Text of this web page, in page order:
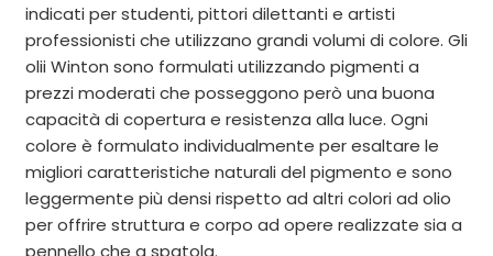
indicati per studenti, pittori dilettanti e artisti
professionisti che utilizzano grandi volumi di colore. Gli
olii Winton sono formulati utilizzando pigmenti a
prezzi moderati che posseggono però una buona
capacità di copertura e resistenza alla luce. Ogni
colore è formulato individualmente per esaltare le
migliori caratteristiche naturali del pigmento e sono
leggermente più densi rispetto ad altri colori ad olio
per offrire struttura e corpo ad opere realizzate sia a
pennello che a spatola.